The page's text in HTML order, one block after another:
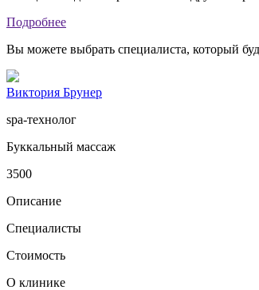
Подробнее
Вы можете выбрать специалиста, который
Виктория Брунер
spa-технолог
Буккальный массаж
3500
Описание
Специалисты
Стоимость
О клинике